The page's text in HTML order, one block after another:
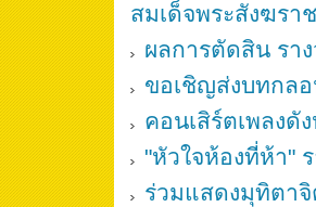
สมเด็จพระสังฆราช
ผลการตัดสิน รา
ขอเชิญส่งบทกลอ
คอนเสิร์ตเพลงดั
"หัวใจห้องที่ห้า"
ร่วมแสดงมุทิตา